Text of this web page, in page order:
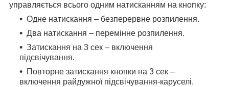
управляється всього одним натисканням на кнопку:
Одне натискання – безперервне розпилення.
Два натискання – перемінне розпилення.
Затискання на 3 сек – включення
підсвічування.
Повторне затискання кнопки на 3 сек –
включення райдужної підсвічування-каруселі.